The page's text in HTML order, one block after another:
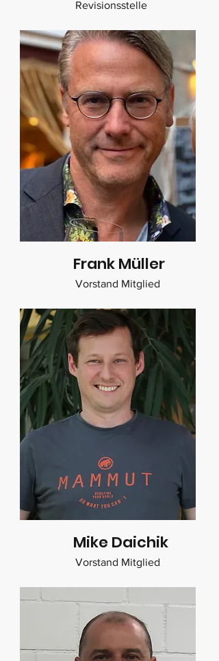
Revisionsstelle
Frank Müller
Vorstand Mitglied
Mike Daichik
Vorstand Mitglied